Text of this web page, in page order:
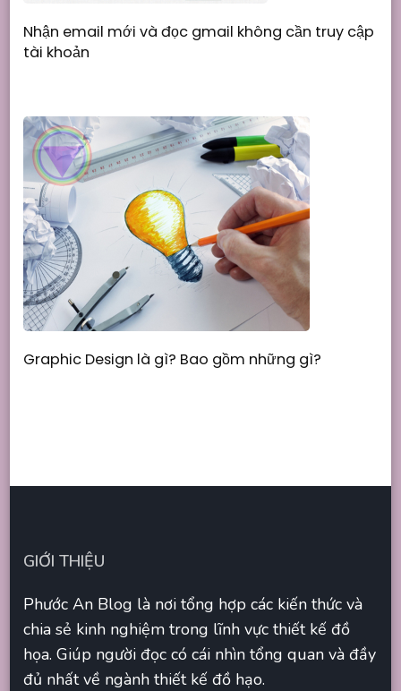
Nhận email mới và đọc gmail không cần truy cập
tài khoản
Graphic Design là gì? Bao gồm những gì?
GIỚI THIỆU
Phước An Blog là nơi tổng hợp các kiến thức và
chia sẻ kinh nghiệm trong lĩnh vực thiết kế đồ
họa. Giúp người đọc có cái nhìn tổng quan và đầy
đủ nhất về ngành thiết kế đồ hạo.